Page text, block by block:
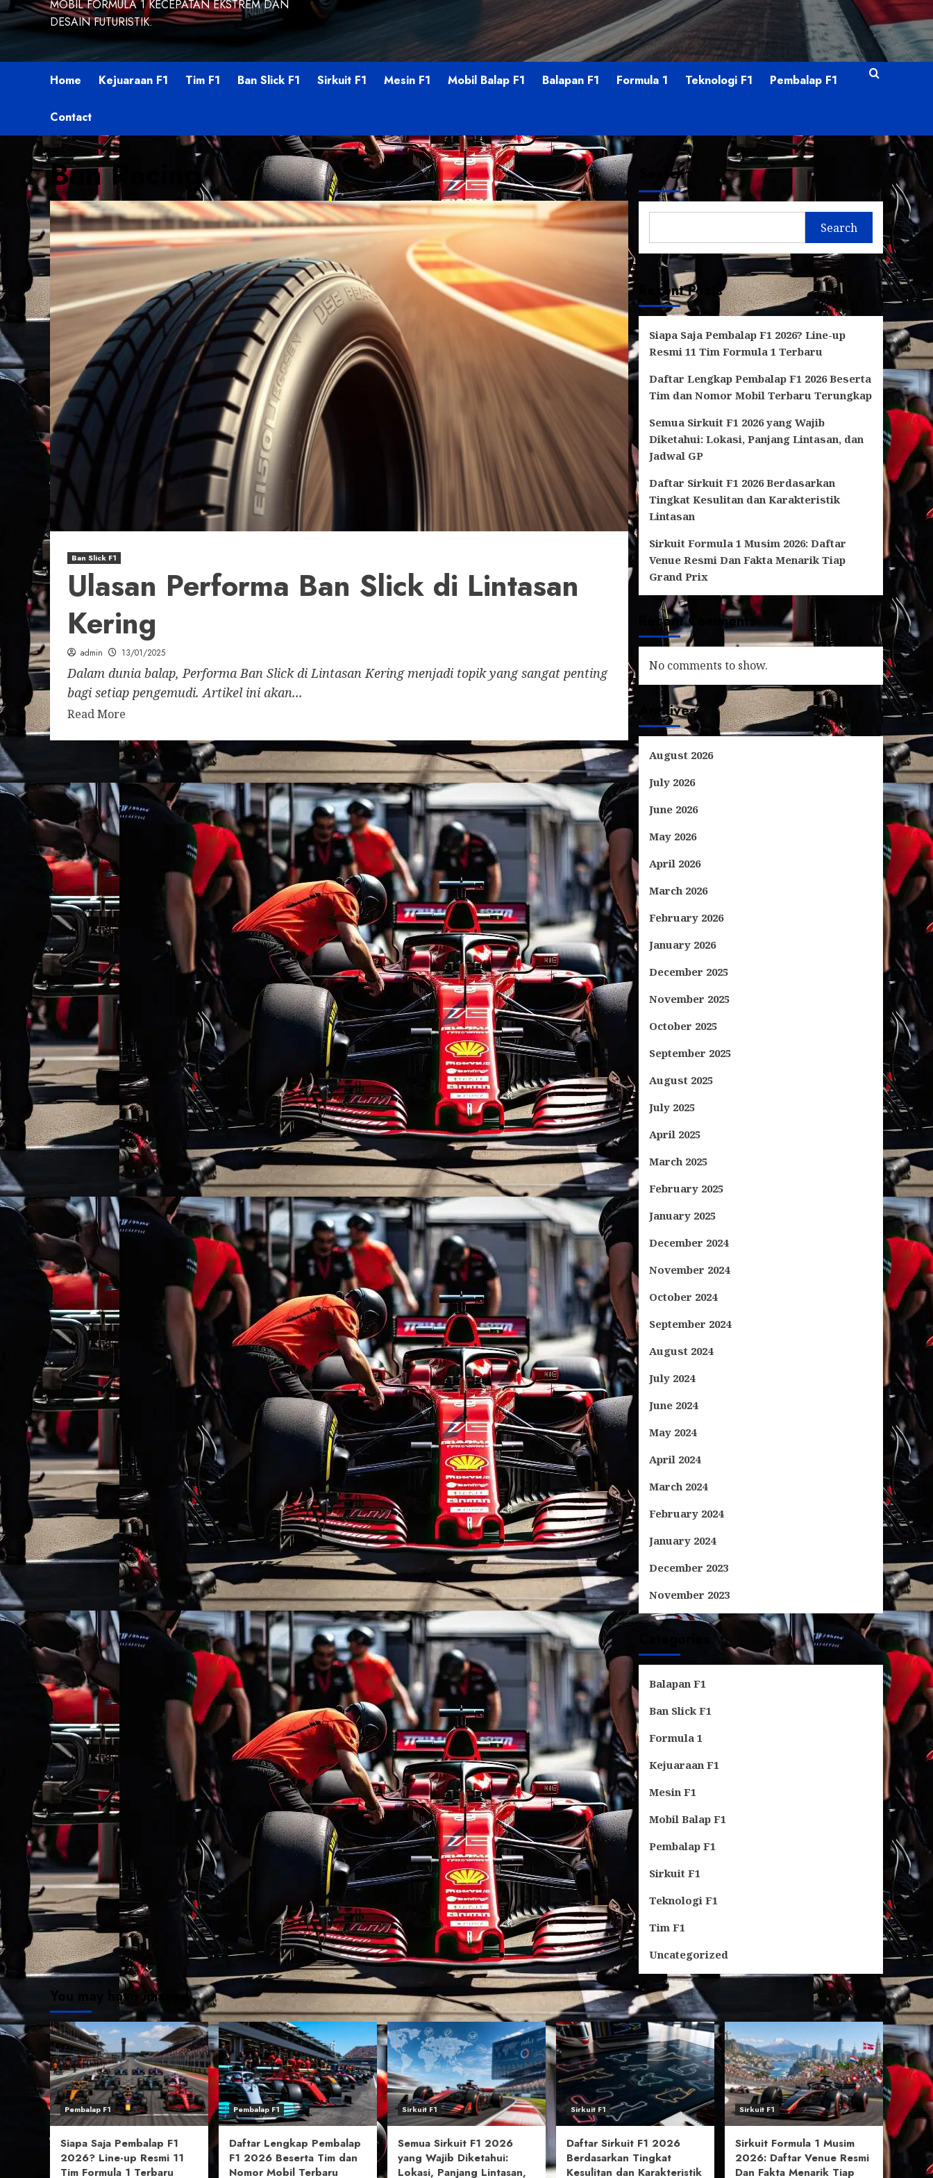
MOBIL FORMULA 1 KECEPATAN EKSTREM DAN
DESAIN FUTURISTIK.
Home Kejuaraan F1 Tim F1 Ban Slick F1 Sirkuit F1 Mesin F1 Mobil Balap F1 Balapan F1 Formula 1 Teknologi F1 Pembalap F1
Contact
Ban Racing
Ban Slick F1
Ulasan Performa Ban Slick di Lintasan
Kering
admin 13/01/2025
Dalam dunia balap, Performa Ban Slick di Lintasan Kering menjadi topik yang sangat penting
bagi setiap pengemudi. Artikel ini akan...
Read More
Search
Search
Recent Posts
Siapa Saja Pembalap F1 2026? Line-up
Resmi 11 Tim Formula 1 Terbaru
Daftar Lengkap Pembalap F1 2026 Beserta
Tim dan Nomor Mobil Terbaru Terungkap
Semua Sirkuit F1 2026 yang Wajib
Diketahui: Lokasi, Panjang Lintasan, dan
Jadwal GP
Daftar Sirkuit F1 2026 Berdasarkan
Tingkat Kesulitan dan Karakteristik
Lintasan
Sirkuit Formula 1 Musim 2026: Daftar
Venue Resmi Dan Fakta Menarik Tiap
Grand Prix
Recent Comments
No comments to show.
Archives
August 2026
July 2026
June 2026
May 2026
April 2026
March 2026
February 2026
January 2026
December 2025
November 2025
October 2025
September 2025
August 2025
July 2025
April 2025
March 2025
February 2025
January 2025
December 2024
November 2024
October 2024
September 2024
August 2024
July 2024
June 2024
May 2024
April 2024
March 2024
February 2024
January 2024
December 2023
November 2023
Balapan F1
Ban Slick F1
Formula 1
Kejuaraan F1
Mesin F1
Mobil Balap F1
Pembalap F1
Sirkuit F1
Teknologi F1
Tim F1
Uncategorized
You may have missed
Pembalap F1
Siapa Saja Pembalap F1
2026? Line-up Resmi 11
Tim Formula 1 Terbaru
Pembalap F1
Daftar Lengkap Pembalap
F1 2026 Beserta Tim dan
Nomor Mobil Terbaru
Sirkuit F1
Semua Sirkuit F1 2026
yang Wajib Diketahui:
Lokasi, Panjang Lintasan,
Sirkuit F1
Daftar Sirkuit F1 2026
Berdasarkan Tingkat
Kesulitan dan Karakteristik
Sirkuit F1
Sirkuit Formula 1 Musim
2026: Daftar Venue Resmi
Dan Fakta Menarik Tiap